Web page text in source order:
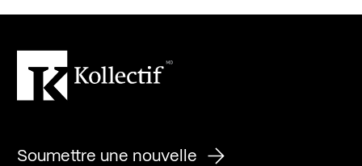
Soumettre une nouvelle